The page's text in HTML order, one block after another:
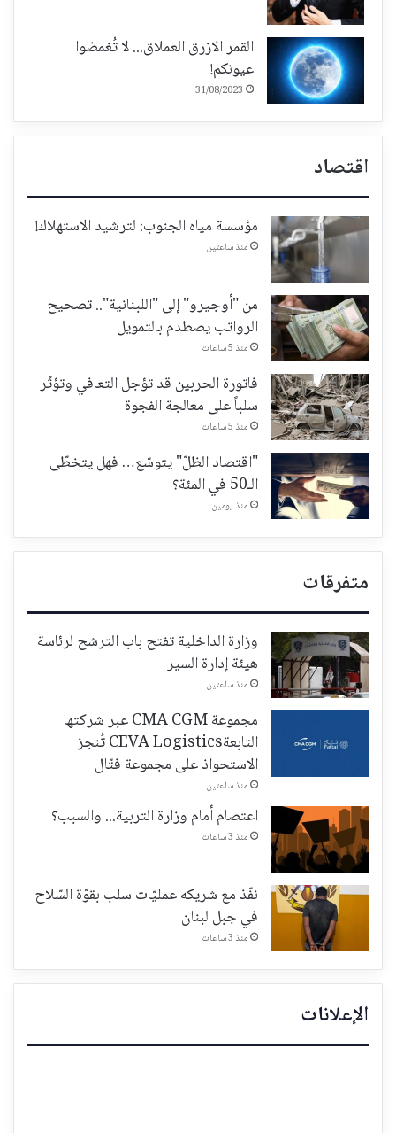
القمر الازرق العملاق... لا تُغمضوا
عيونكم!
31/08/2023
اقتصاد
مؤسسة مياه الجنوب: لترشيد الاستهلاك!
منذ ساعتين
من "أوجيرو" إلى "اللبنانية".. تصحيح
الرواتب يصطدم بالتمويل
منذ 5 ساعات
فاتورة الحربين قد تؤجل التعافي وتؤثّر
سلباً على معالجة الفجوة
منذ 5 ساعات
"اقتصاد الظلّ" يتوسّع… فهل يتخطّى
الـ50 في المئة؟
منذ يومين
متفرقات
وزارة الداخلية تفتح باب الترشح لرئاسة
هيئة إدارة السير
منذ ساعتين
مجموعة CMA CGM عبر شركتها
التابعةCEVA Logistics تُنجز
الاستحواذ على مجموعة فتّال
منذ ساعتين
اعتصام أمام وزارة التربية... والسبب؟
منذ 3 ساعات
نفّذ مع شريكه عمليّات سلب بقوّة السّلاح
في جبل لبنان
منذ 3 ساعات
الإعلانات